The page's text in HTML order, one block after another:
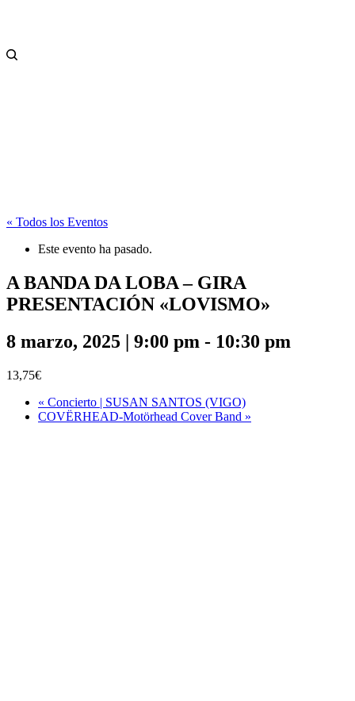
« Todos los Eventos
Este evento ha pasado.
A BANDA DA LOBA – GIRA
PRESENTACIÓN «LOVISMO»
8 marzo, 2025 | 9:00 pm - 10:30 pm
13,75€
« Concierto | SUSAN SANTOS (VIGO)
COVËRHEAD-Motörhead Cover Band »